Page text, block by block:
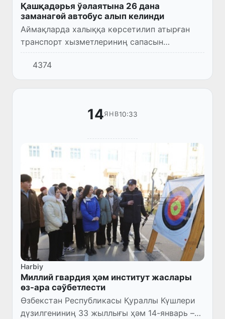
Қашқадәрья ўәлаятына 26 дана
заманагөй автобус алып келинди
Аймақларда халыққа көрсетилип атырған
транспорт хызметлериниң сапасын
жақсылаў мақсетинде заманагөй
ҳәрекетлениў қурамларын (жаңа
автобусларды) алып келиў жумыслары
даўам етпекте.
4374
14ЯНВ10:33
Harbiy
Миллий гвардия ҳәм институт жаслары
өз-ара сәўбетлести
Өзбекстан Республикасы Қураллы Күшлери
дүзилгениниң 33 жыллығы ҳәм 14-январь –